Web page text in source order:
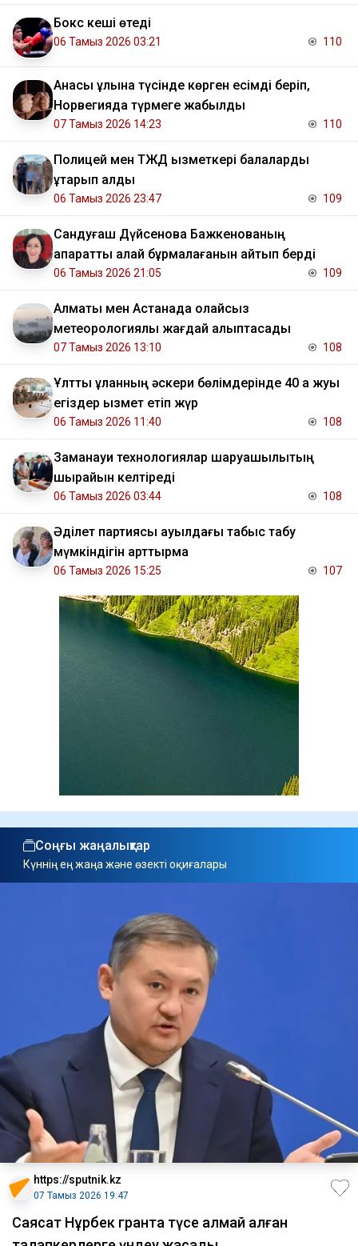
Бокс кеші өтеді
06 Тамыз 2026 03:21 110
Анасы ұлына түсінде көрген есімді беріп,
Норвегияда түрмеге жабылды
07 Тамыз 2026 14:23 110
Полицей мен ТЖД қызметкері балаларды
құтқарып қалды
06 Тамыз 2026 23:47 109
Сандуғаш Дүйсенова Бажкенованың
ақпаратты қалай бұрмалағанын айтып берді
06 Тамыз 2026 21:05 109
Алматы мен Астанада қолайсыз
метеорологиялық жағдай қалыптасады
07 Тамыз 2026 13:10 108
Ұлттық ұланның әскери бөлімдерінде 40 қа жуық
егіздер қызмет етіп жүр
06 Тамыз 2026 11:40 108
Заманауи технологиялар шаруашылықтың
шырайын келтіреді
06 Тамыз 2026 03:44 108
Әділет партиясы ауылдағы табыс табу
мүмкіндігін арттырмақ
06 Тамыз 2026 15:25 107
Соңғы жаңалықтар
Күннің ең жаңа және өзекті оқиғалары
https://sputnik.kz
07 Тамыз 2026 19:47
Саясат Нұрбек грантқа түсе алмай қалған